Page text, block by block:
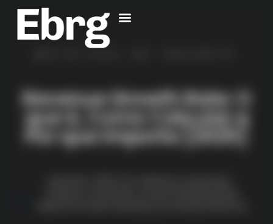
Revenue Growth Rate: O
que é, Como Calcular e
Por que Importa [2025]